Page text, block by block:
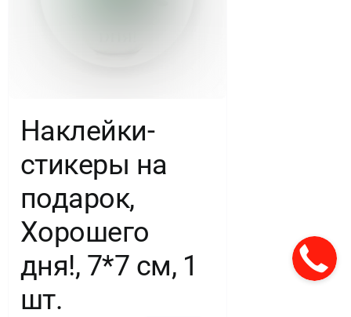
Наклейки-
стикеры на
подарок,
Хорошего
дня!, 7*7 см, 1
шт.